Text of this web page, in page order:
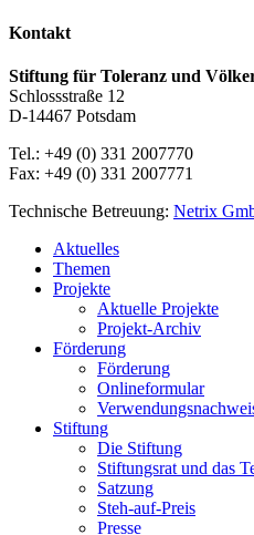
Kontakt
Stiftung für Toleranz und
Schlossstraße 12
D-14467 Potsdam
Tel.: +49 (0) 331 2007770
Fax: +49 (0) 331 2007771
Technische Betreuung: Netrix
Close
Menu
Aktuelles
Themen
Projekte
Aktuelle Projekte
Projekt-Archiv
Förderung
Förderung
Onlineformular
Stiftung
Die Stiftung
Stiftungsrat und das
Satzung
Steh-auf-Preis
Presse